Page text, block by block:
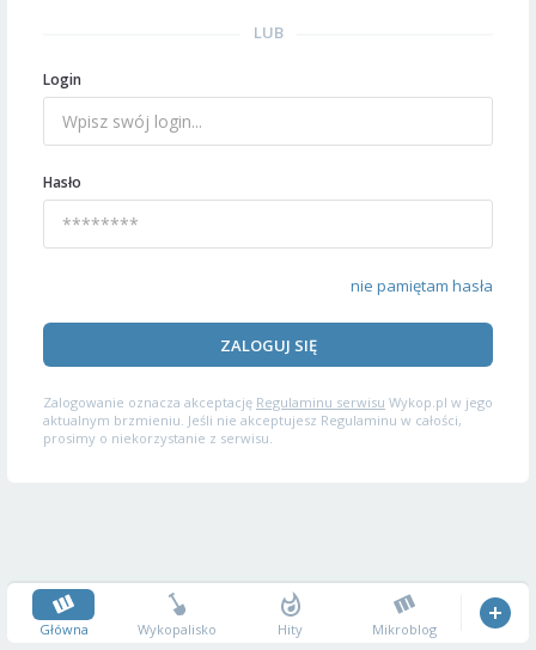
LUB
Login
Hasło
nie pamiętam hasła
ZALOGUJ SIĘ
Zalogowanie oznacza akceptację Regulaminu serwisu Wykop.pl w jego
aktualnym brzmieniu. Jeśli nie akceptujesz Regulaminu w całości,
prosimy o niekorzystanie z serwisu.
Główna Wykopalisko Hity Mikroblog